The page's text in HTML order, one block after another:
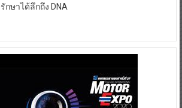
รักษาได้ลึกถึง DNA